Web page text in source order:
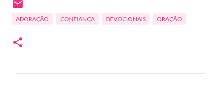
ADORAÇÃO CONFIANÇA DEVOCIONAIS ORAÇÃO